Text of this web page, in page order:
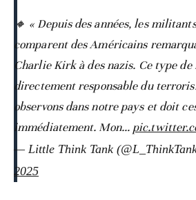
🔸 « Depuis des années, les
comparent des Américains
Charlie Kirk à des nazis. Ce type
directement responsable du
observons dans notre pays et doit
immédiatement. Mon…
— Little Think Tank
2025